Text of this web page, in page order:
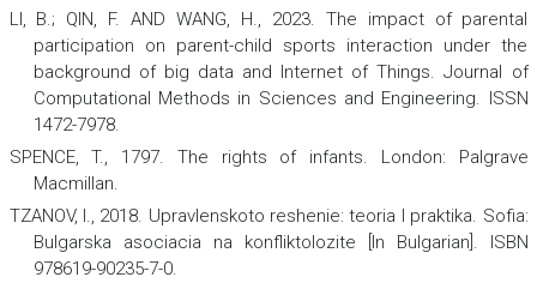
LI, B.; QIN, F. AND WANG, H., 2023. The impact of parental
participation on parent-child sports interaction under the
background of big data and Internet of Things.Journal of
Computational Methods in Sciences and Engineering.
ISSN
1472-7978.
SPENCE, T., 1797. The rights of infants. London: Palgrave
Macmillan.
TZANOV, I., 2018. Upravlenskoto reshenie: teoria I praktika. Sofia:
Bulgarska asociacia na konfliktolozite [In Bulgarian]. ISBN
978619-90235-7-0.